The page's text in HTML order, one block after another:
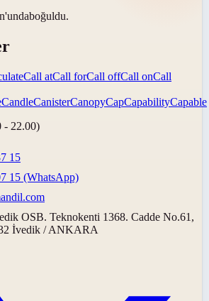
boğuldu.
Call atCall forCall offCall onCall
CandleCanisterCanopyCapCapabilityCapable
- 22.00)
15
15 (WhatsApp)
OSB. Teknokenti 1368. Cadde No.61,
İvedik / ANKARA